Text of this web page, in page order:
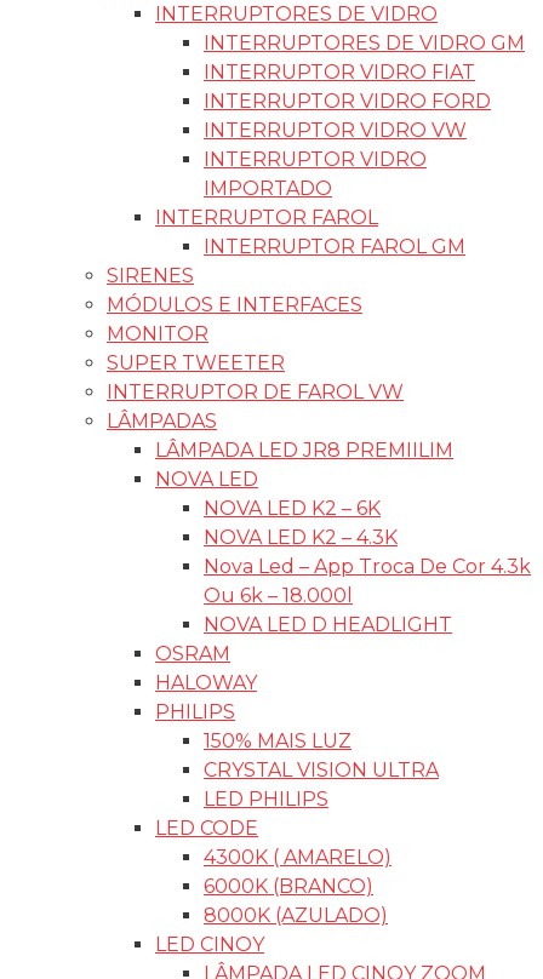
INTERRUPTORES DE VIDRO
INTERRUPTORES DE VIDRO GM
INTERRUPTOR VIDRO FIAT
INTERRUPTOR VIDRO FORD
INTERRUPTOR VIDRO VW
INTERRUPTOR VIDRO
IMPORTADO
INTERRUPTOR FAROL
INTERRUPTOR FAROL GM
SIRENES
MÓDULOS E INTERFACES
MONITOR
SUPER TWEETER
INTERRUPTOR DE FAROL VW
LÂMPADAS
LÂMPADA LED JR8 PREMIILIM
NOVA LED
NOVA LED K2 – 6K
NOVA LED K2 – 4.3K
Nova Led – App Troca De Cor 4.3k
Ou 6k – 18.000l
NOVA LED D HEADLIGHT
OSRAM
HALOWAY
PHILIPS
150% MAIS LUZ
CRYSTAL VISION ULTRA
LED PHILIPS
LED CODE
4300K ( AMARELO)
6000K (BRANCO)
8000K (AZULADO)
LED CINOY
LÂMPADA LED CINOY ZOOM